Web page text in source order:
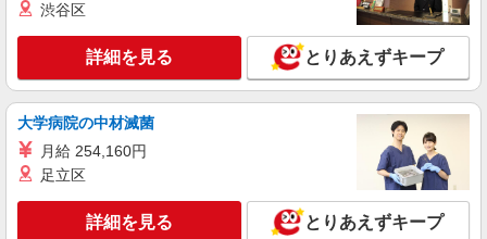
時給1200円〜 ※研修30時間有（同時給）
・名古屋プリンセス通り店 （愛知県名古屋市
中区栄 3-12-10 御田ビル1F／「栄」駅徒歩7分）
キープ 詳細を見る
アルバイト
ちいかわ焼き
ちいかわ焼きの販売・製造スタッフ
渋谷区
詳細を見る とりあえずキープ
大学病院の中材滅菌
月給 254,160円
足立区
詳細を見る とりあえずキープ